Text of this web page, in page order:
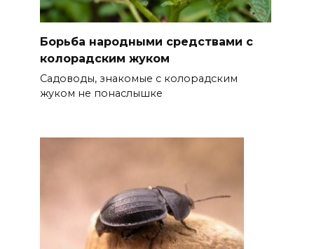
Борьба народными средствами с
колорадским жуком
Садоводы, знакомые с колорадским
жуком не понаслышке